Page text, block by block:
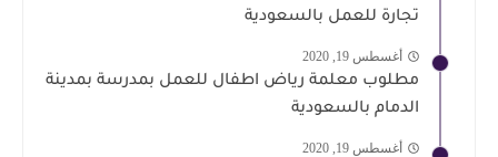
تجارة للعمل بالسعودية
أغسطس 19, 2020
مطلوب معلمة رياض اطفال للعمل بمدرسة بمدينة
الدمام بالسعودية
أغسطس 19, 2020